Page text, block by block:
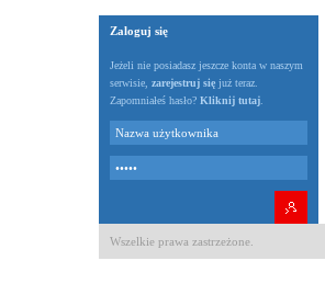
Zaloguj się
Jeżeli nie posiadasz jeszcze konta w naszym
serwisie, zarejestruj się już teraz.
Zapomniałeś hasło? Kliknij tutaj
Wszelkie prawa zastrzeżone.